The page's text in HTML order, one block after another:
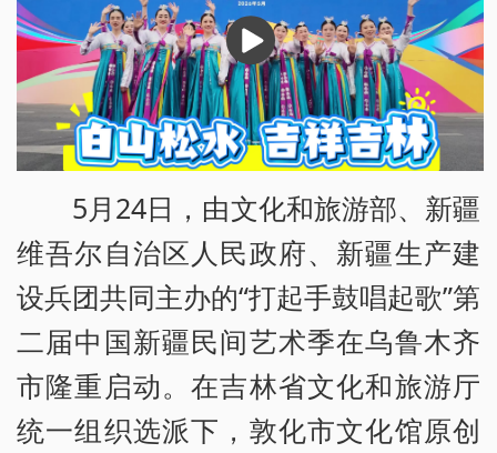
播
放
5月24日，由文化和旅游部、新疆
维吾尔自治区人民政府、新疆生产建
设兵团共同主办的“打起手鼓唱起歌”第
二届中国新疆民间艺术季在乌鲁木齐
市隆重启动。在吉林省文化和旅游厅
统一组织选派下，敦化市文化馆原创